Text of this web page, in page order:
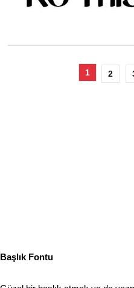
1 2
Başlık Fontu